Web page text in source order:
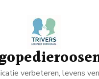
verbeteren, levens